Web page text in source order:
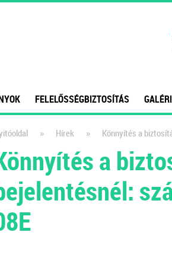
FELELŐSSÉGBIZTOSÍTÁS
» Hírek » Könnyítés a
a